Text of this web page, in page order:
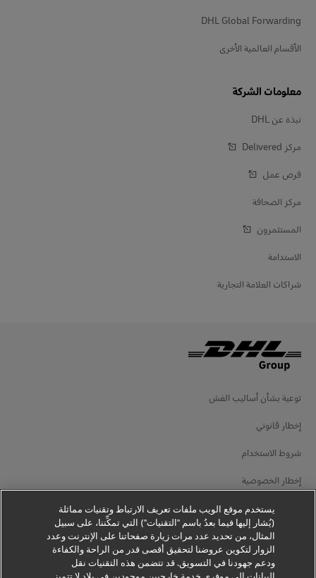
DHL Global Forwarding
الأقسام العالمية الأخرى
معلومات الشركة
نبذة عن DHL
مركز Delivered‎
فرص عمل
مركز الصحافة
المستثمرون
الاستدامة
شراكات العلامة التجارية
توعية بشأن أساليب الغش
إخطار قانوني
شروط الاستخدام
إخطار الخصوصية
معلومات إضافية
إعدادات ملفات تعريف الارتباط
يستخدم موقع الويب ملفات تعريف الارتباط وتقنيات مماثلة
(يُشار إليها فيما بعدُ باسم "التقنيات") التي تمكِّننا، على سبيل
المثال، من تحديد عدد مرات زيارة صفحاتنا على الإنترنت وعدد
الزوار لتكوين عروضنا لتحقيق أقصى قدر من الراحة والكفاءة
ودعم جهودنا في التسويق. قد تتضمن هذه التقنيات نقل